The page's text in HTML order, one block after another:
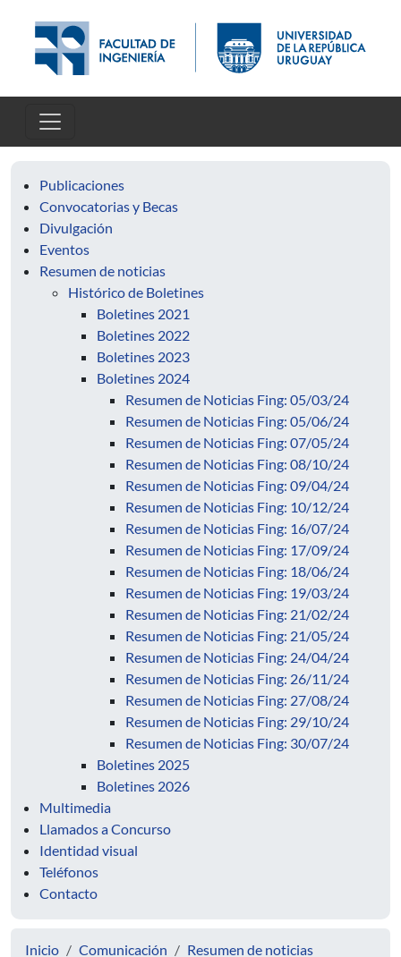
Publicaciones
Convocatorias y Becas
Divulgación
Eventos
Resumen de noticias
Histórico de Boletines
Boletines 2021
Boletines 2022
Boletines 2023
Boletines 2024
Resumen de Noticias Fing: 05/03/24
Resumen de Noticias Fing: 05/06/24
Resumen de Noticias Fing: 07/05/24
Resumen de Noticias Fing: 08/10/24
Resumen de Noticias Fing: 09/04/24
Resumen de Noticias Fing: 10/12/24
Resumen de Noticias Fing: 16/07/24
Resumen de Noticias Fing: 17/09/24
Resumen de Noticias Fing: 18/06/24
Resumen de Noticias Fing: 19/03/24
Resumen de Noticias Fing: 21/02/24
Resumen de Noticias Fing: 21/05/24
Resumen de Noticias Fing: 24/04/24
Resumen de Noticias Fing: 26/11/24
Resumen de Noticias Fing: 27/08/24
Resumen de Noticias Fing: 29/10/24
Resumen de Noticias Fing: 30/07/24
Boletines 2025
Boletines 2026
Multimedia
Llamados a Concurso
Identidad visual
Teléfonos
Contacto
Inicio Comunicación
Resumen de noticias